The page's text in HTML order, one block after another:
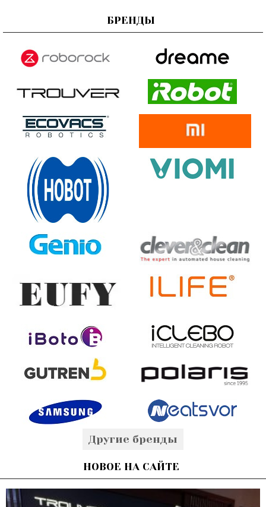
БРЕНДЫ
Другие бренды
НОВОЕ НА САЙТЕ